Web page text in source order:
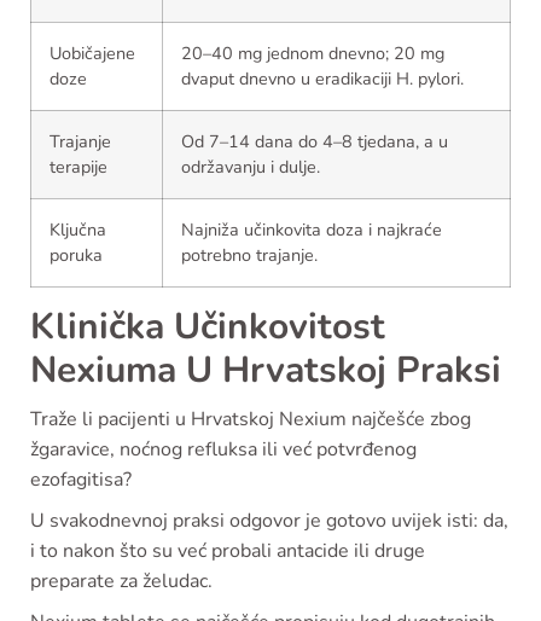
Uobičajene
doze
20–40 mg jednom dnevno; 20 mg
dvaput dnevno u eradikaciji H. pylori.
Trajanje
terapije
Od 7–14 dana do 4–8 tjedana, a u
održavanju i dulje.
Ključna
poruka
Najniža učinkovita doza i najkraće
potrebno trajanje.
Klinička Učinkovitost
Nexiuma U Hrvatskoj Praksi
Traže li pacijenti u Hrvatskoj Nexium najčešće zbog
žgaravice, noćnog refluksa ili već potvrđenog
ezofagitisa?
U svakodnevnoj praksi odgovor je gotovo uvijek isti: da,
i to nakon što su već probali antacide ili druge
preparate za želudac.